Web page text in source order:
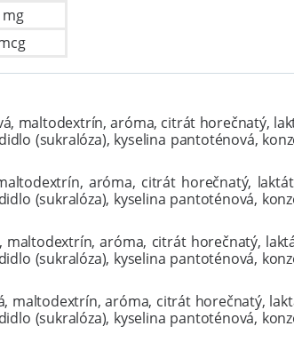
mg
maltodextrín, aróma, citrát horečnatý,
(sukralóza), kyselina pantoténová,
aróma, citrát horečnatý,
(sukralóza), kyselina pantoténová,
aróma, citrát horečnatý,
(sukralóza), kyselina pantoténová,
maltodextrín, aróma, citrát horečnatý,
(sukralóza), kyselina pantoténová,